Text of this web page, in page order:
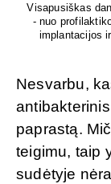
Sėdėk geriau.
Nesvarbu,
paprastą.
teigimu, taip
sudėtyje